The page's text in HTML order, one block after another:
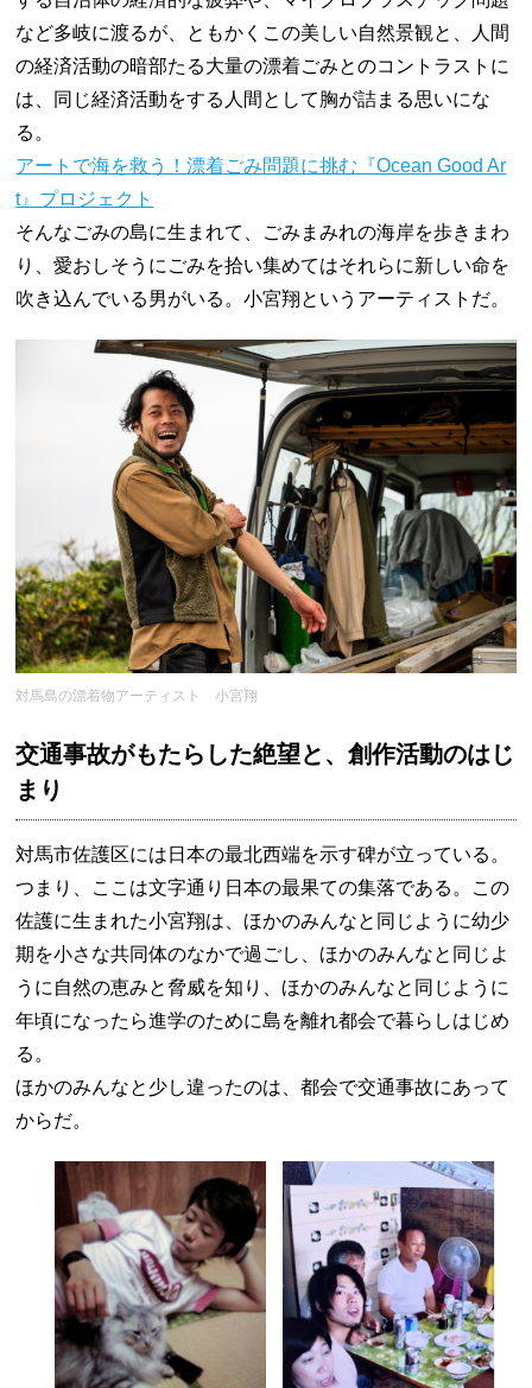
など多岐に渡るが、ともかくこの美しい自然景観と、人間
の経済活動の暗部たる大量の漂着ごみとのコントラストに
は、同じ経済活動をする人間として胸が詰まる思いにな
る。
アートで海を救う！漂着ごみ問題に挑む『Ocean Good Ar
t』プロジェクト
そんなごみの島に生まれて、ごみまみれの海岸を歩きまわ
り、愛おしそうにごみを拾い集めてはそれらに新しい命を
吹き込んでいる男がいる。小宮翔というアーティストだ。
対馬島の漂着物アーティスト 小宮翔
交通事故がもたらした絶望と、創作活動のはじ
まり
対馬市佐護区には日本の最北西端を示す碑が立っている。
つまり、ここは文字通り日本の最果ての集落である。この
佐護に生まれた小宮翔は、ほかのみんなと同じように幼少
期を小さな共同体のなかで過ごし、ほかのみんなと同じよ
うに自然の恵みと脅威を知り、ほかのみんなと同じように
年頃になったら進学のために島を離れ都会で暮らしはじめ
る。
ほかのみんなと少し違ったのは、都会で交通事故にあって
からだ。